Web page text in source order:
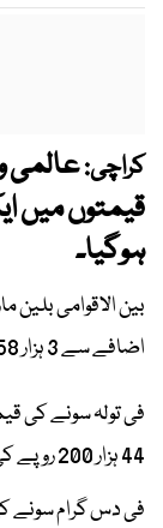
کراچی:عالمی
قیمتوں میں
ہوگیا۔
اضافے سے 3 ہزار 258 ڈالر کی سطح پر آگئی۔
44 ہزار 200 روپے کی سطح پر آگئی۔